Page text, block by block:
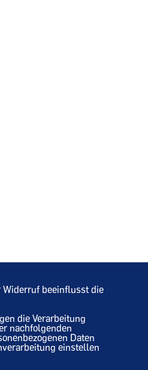
Widerruf beeinflusst die
die Verarbeitung
nachfolgenden
Daten
einstellen